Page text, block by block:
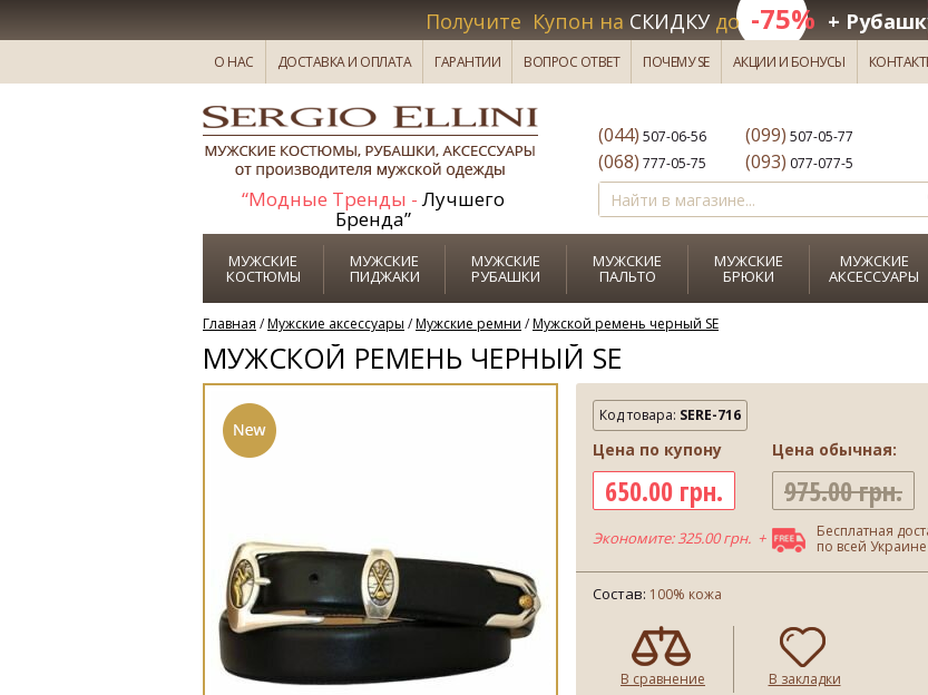
Получите Купон на СКИДКУдо -75% +
О НАС ДОСТАВКА И ОПЛАТА ГАРАНТИИ ВОПРОС ОТВЕТ ПОЧЕМУ SE АКЦИИ И БОНУСЫ
“Модные Тренды -Лучшего
Бренда”
(044) 507-06-56 (099) 507-05-77
(068) 777-05-75 (093) 077-077-5
МУЖСКИЕ
КОСТЮМЫ
МУЖСКИЕ
ПИДЖАКИ
МУЖСКИЕ
РУБАШКИ
МУЖСКИЕ
ПАЛЬТО
МУЖСКИЕ
БРЮКИ
МУЖСКИЕ
АКСЕССУАРЫ
Главная /Мужские аксессуары /Мужские ремни /Мужской ремень черный SE
МУЖСКОЙ РЕМЕНЬ ЧЕРНЫЙ SE
Код товара: SERE-716
Цена по купону
650.00 грн.
Экономите: 325.00 грн. +
Цена обычная:
975.00 грн.
Бесплатная
по всей Украине
Состав: 100% кожа
В закладки
В сравнение